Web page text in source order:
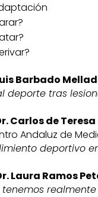
Barbado
deporte tras
Carlos de
Andaluz de
deportivo
Laura Ramos
tenemos